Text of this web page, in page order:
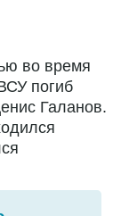
во время
погиб
Галанов.